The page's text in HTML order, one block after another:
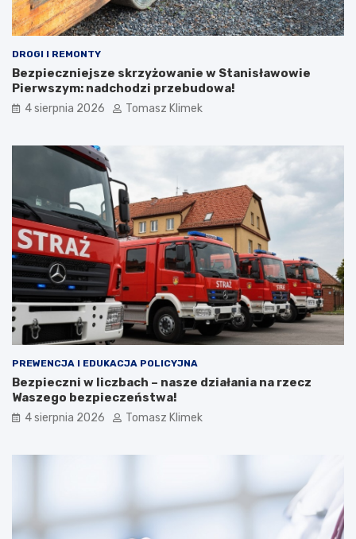
DROGI I REMONTY
Bezpieczniejsze skrzyżowanie w Stanisławowie
Pierwszym: nadchodzi przebudowa!
4 sierpnia 2026 Tomasz Klimek
PREWENCJA I EDUKACJA POLICYJNA
Bezpieczni w liczbach – nasze działania na rzecz
Waszego bezpieczeństwa!
4 sierpnia 2026 Tomasz Klimek